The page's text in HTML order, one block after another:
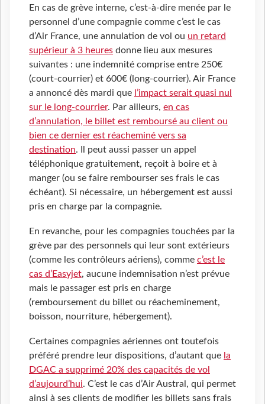
En cas de grève interne, c’est-à-dire menée par le
personnel d’une compagnie comme c’est le cas
d’Air France, une annulation de vol ou un retard
supérieur à 3 heures donne lieu aux mesures
suivantes : une indemnité comprise entre 250€
(court-courrier) et 600€ (long-courrier). Air France
a annoncé dès mardi que l’impact serait quasi nul
sur le long-courrier. Par ailleurs, en cas
d’annulation, le billet est remboursé au client ou
bien ce dernier est réacheminé vers sa
destination. Il peut aussi passer un appel
téléphonique gratuitement, reçoit à boire et à
manger (ou se faire rembourser ses frais le cas
échéant). Si nécessaire, un hébergement est aussi
pris en charge par la compagnie.
En revanche, pour les compagnies touchées par la
grève par des personnels qui leur sont extérieurs
(comme les contrôleurs aériens), comme c’est le
cas d’Easyjet, aucune indemnisation n’est prévue
mais le passager est pris en charge
(remboursement du billet ou réacheminement,
boisson, nourriture, hébergement).
Certaines compagnies aériennes ont toutefois
préféré prendre leur dispositions, d’autant que la
DGAC a supprimé 20% des capacités de vol
d’aujourd’hui. C’est le cas d’Air Austral, qui permet
ainsi à ses clients de modifier les billets sans frais